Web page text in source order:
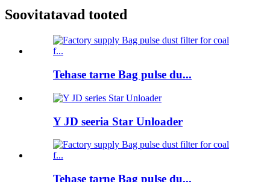
Soovitatavad tooted
Tehase tarne Bag pulse du...
Y JD seeria Star Unloader
Tehase tarne Bag pulse du...